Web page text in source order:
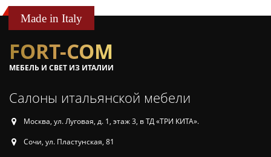
Made in Italy
FORT-COM
МЕБЕЛЬ И СВЕТ ИЗ ИТАЛИИ
Салоны итальянской мебели
Москва, ул. Луговая, д. 1, этаж 3, в ТД «ТРИ КИТА».
Сочи, ул. Пластунская, 81